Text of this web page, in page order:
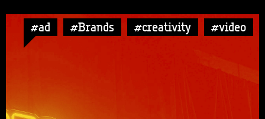
#ad #Brands #creativity #video